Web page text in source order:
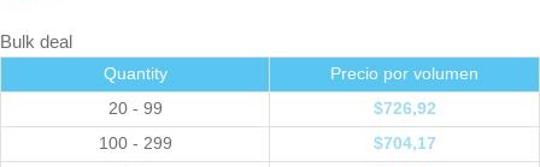
Bulk deal
Quantity
Precio por volumen
20 - 99
$726,92
100 - 299
$704,17